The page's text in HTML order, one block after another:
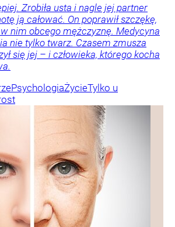
Zrobiła usta i nagle jej partner
ją całować. On poprawił szczękę,
nim obcego mężczyznę. Medycyna
nie tylko twarz. Czasem zmusza
się jej – i człowieka, którego kocha
PsychologiaŻycieTylko u